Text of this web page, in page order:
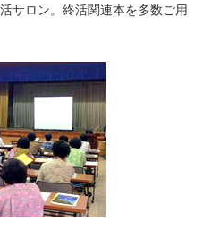
サロン。終活関連本を多数ご用